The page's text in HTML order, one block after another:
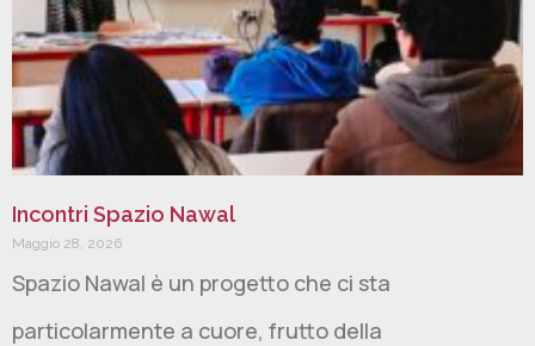
Incontri Spazio Nawal
Maggio 28, 2026
Spazio Nawal è un progetto che ci sta
particolarmente a cuore, frutto della